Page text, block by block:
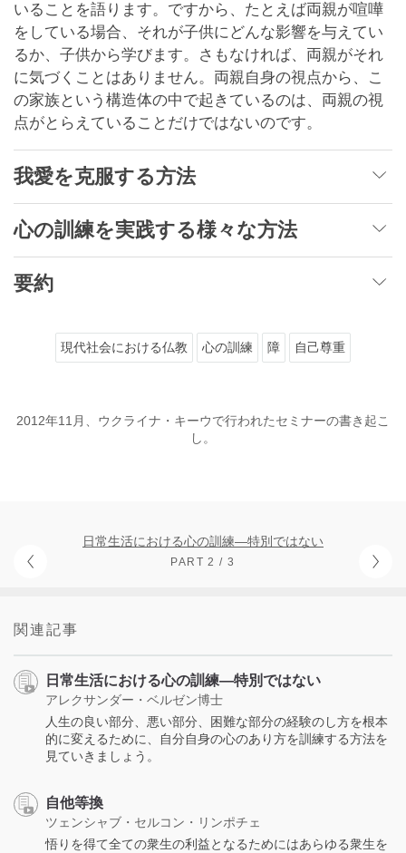
いることを語ります。ですから、たとえば両親が喧嘩
をしている場合、それが子供にどんな影響を与えてい
るか、子供から学びます。さもなければ、両親がそれ
に気づくことはありません。両親自身の視点から、こ
の家族という構造体の中で起きているのは、両親の視
点がとらえていることだけではないのです。
我愛を克服する方法
心の訓練を実践する様々な方法
要約
現代社会における仏教 心の訓練 障 自己尊重
2012年11月、ウクライナ・キーウで行われたセミナーの書き起こ
し。
日常生活における心の訓練―特別ではない
PART 2 / 3
関連記事
日常生活における心の訓練―特別ではない
アレクサンダー・ベルゼン博士
人生の良い部分、悪い部分、困難な部分の経験のし方を根本
的に変えるために、自分自身の心のあり方を訓練する方法を
見ていきましょう。
自他等換
ツェンシャブ・セルコン・リンポチェ
悟りを得て全ての衆生の利益となるためにはあらゆる衆生を